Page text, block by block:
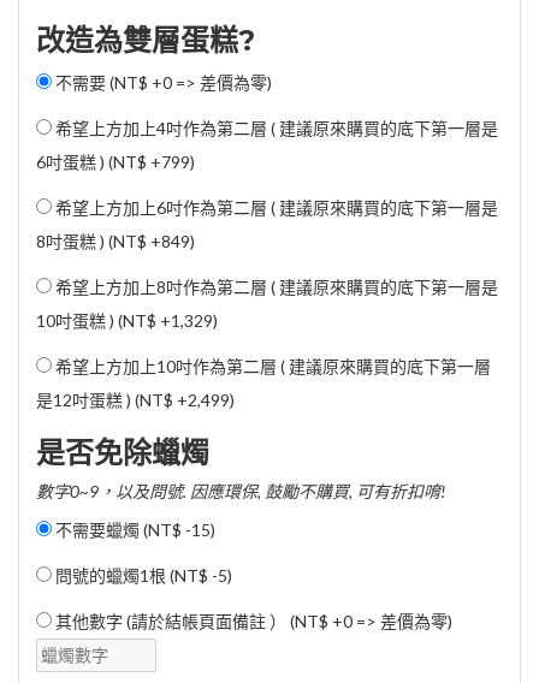
改造為雙層蛋糕?
不需要 (NT$ +0 => 差價為零)
希望上方加上4吋作為第二層 ( 建議原來購買的底下第一層是
6吋蛋糕 ) (NT$ +799)
希望上方加上6吋作為第二層 ( 建議原來購買的底下第一層是
8吋蛋糕 ) (NT$ +849)
希望上方加上8吋作為第二層 ( 建議原來購買的底下第一層是
10吋蛋糕 ) (NT$ +1,329)
希望上方加上10吋作為第二層 ( 建議原來購買的底下第一層
是12吋蛋糕 ) (NT$ +2,499)
是否免除蠟燭
數字0~9，以及問號. 因應環保, 鼓勵不購買, 可有折扣唷!
不需要蠟燭 (NT$ -15)
問號的蠟燭1根 (NT$ -5)
其他數字 (請於結帳頁面備註 ） (NT$ +0 => 差價為零)